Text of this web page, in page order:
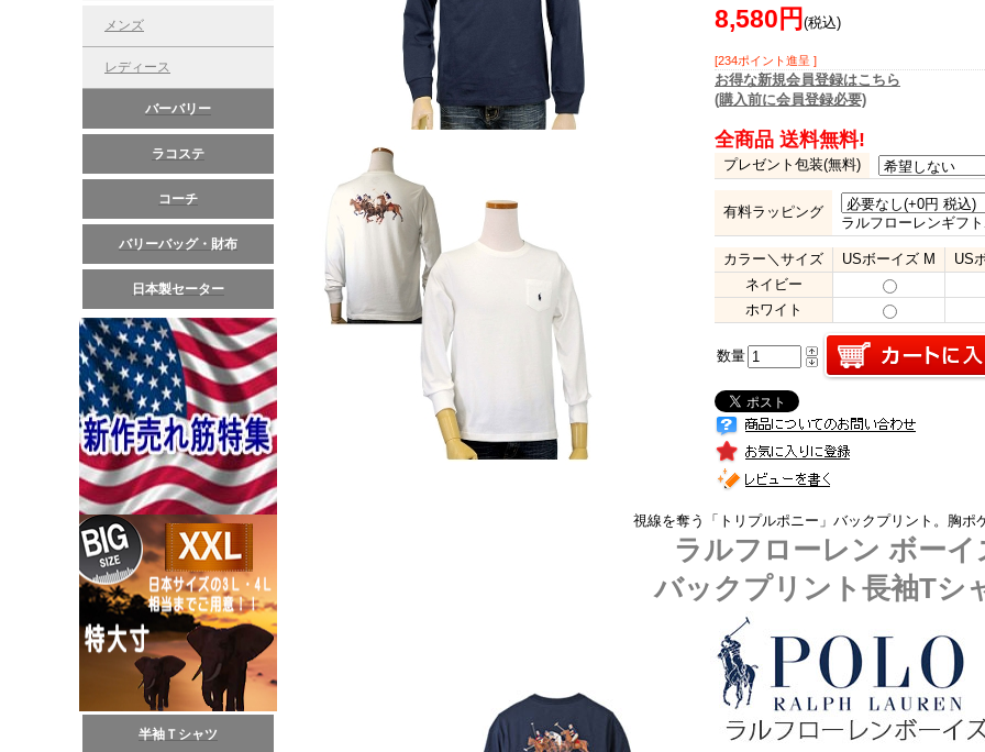
メンズ
レディース
バーバリー
ラコステ
コーチ
バリーバッグ・財布
日本製セーター
半袖Ｔシャツ
8,580円 (税込)
[234ポイント進呈 ]
お得な新規会員登録はこちら
(購入前に会員登録必要)
全商品 送料無料!
プレゼント包装(無料)
有料ラッピング
ラルフローレンギフ
カラー＼サイズ USボーイズ M
US
ネイビー
ホワイト
数量
視線を奪う「トリプルポニー」バックプリント。胸ポ
ラルフローレン ボーイ
バックプリント長袖Tシ